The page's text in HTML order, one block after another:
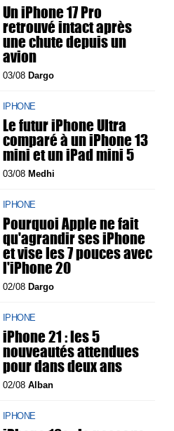
Un iPhone 17 Pro
retrouvé intact après
une chute depuis un
avion
03/08 Dargo
IPHONE
Le futur iPhone Ultra
comparé à un iPhone 13
mini et un iPad mini 5
03/08 Medhi
IPHONE
Pourquoi Apple ne fait
qu'agrandir ses iPhone
et vise les 7 pouces avec
l'iPhone 20
02/08 Dargo
IPHONE
iPhone 21 : les 5
nouveautés attendues
pour dans deux ans
02/08 Alban
IPHONE